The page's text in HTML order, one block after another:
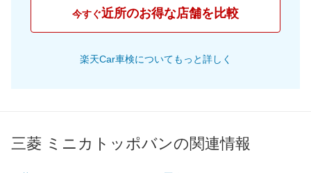
42,170
店舗を探す
今すぐ近所のお得な店舗を比較
楽天Car車検についてもっと詳しく
三菱 ミニカトッポバンの関連情報